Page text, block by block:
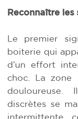
Reconnaître les
Le premier
boiterie qui
d’un effort
choc. La zone
douloureuse.
discrètes se
intermittente